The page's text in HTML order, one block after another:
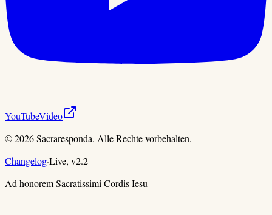
YouTubeVideo
©2026Sacraresponda. Alle Rechte vorbehalten.
Changelog·Live, v2.2
Ad honorem Sacratissimi Cordis Iesu